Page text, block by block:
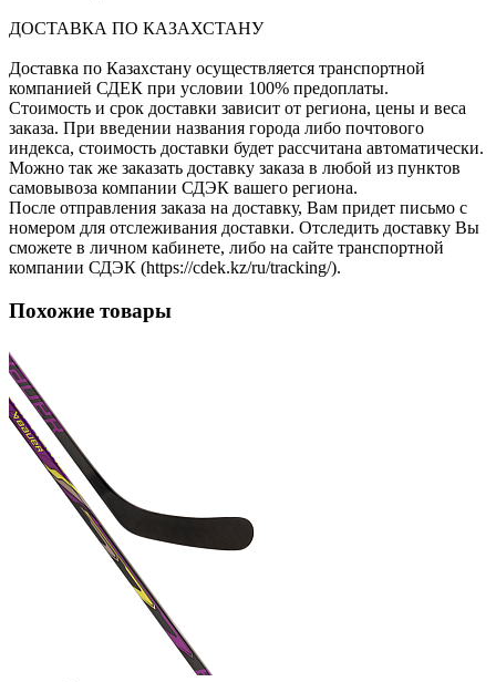
ДОСТАВКА ПО КАЗАХСТАНУ
Доставка по Казахстану осуществляется транспортной
компанией СДЕК при условии 100% предоплаты.
Стоимость и срок доставки зависит от региона, цены и веса
заказа. При введении названия города либо почтового
индекса, стоимость доставки будет рассчитана автоматически.
Можно так же заказать доставку заказа в любой из пунктов
самовывоза компании СДЭК вашего региона.
После отправления заказа на доставку, Вам придет письмо с
номером для отслеживания доставки. Отследить доставку Вы
сможете в личном кабинете, либо на сайте транспортной
компании СДЭК (https://cdek.kz/ru/tracking/).
Похожие товары